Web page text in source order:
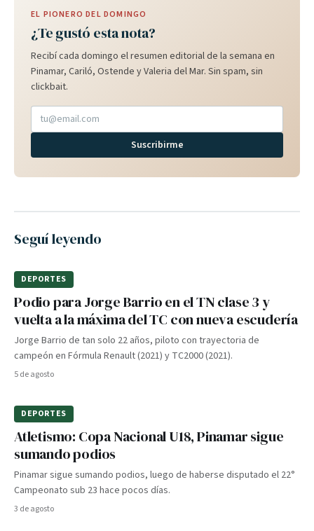
EL PIONERO DEL DOMINGO
¿Te gustó esta nota?
Recibí cada domingo el resumen editorial de la semana en
Pinamar, Cariló, Ostende y Valeria del Mar. Sin spam, sin
clickbait.
Suscribirme
Seguí leyendo
DEPORTES
Podio para Jorge Barrio en el TN clase 3 y
vuelta a la máxima del TC con nueva escudería
Jorge Barrio de tan solo 22 años, piloto con trayectoria de
campeón en Fórmula Renault (2021) y TC2000 (2021).
5 de agosto
DEPORTES
Atletismo: Copa Nacional U18, Pinamar sigue
sumando podios
Pinamar sigue sumando podios, luego de haberse disputado el 22°
Campeonato sub 23 hace pocos días.
3 de agosto